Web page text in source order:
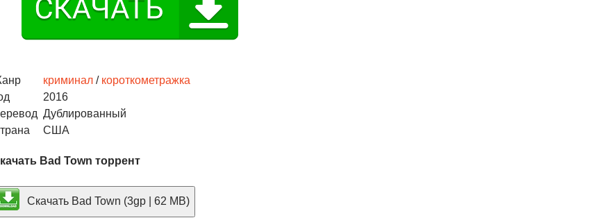
криминал / короткометражка
2016
Дублированный
США
Bad Town торрент
Скачать Bad Town (3gp | 62 MB)